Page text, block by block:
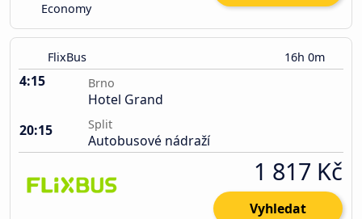
Economy
FlixBus 16h 0m
4:15 Brno
Hotel Grand
20:15
Split
Autobusové nádraží
1 817 Kč
Vyhledat